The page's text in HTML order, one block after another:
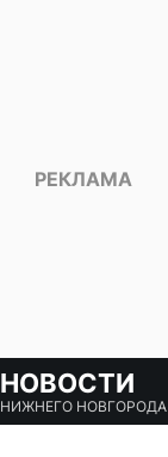
НОВОСТИ
НИЖНЕГО НОВГОРОДА